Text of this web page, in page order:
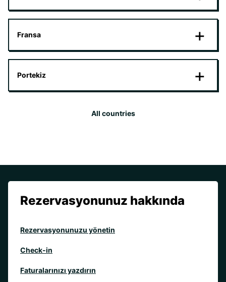
Fransa
Portekiz
All countries
Rezervasyonunuz hakkında
Rezervasyonunuzu yönetin
Check-in
Faturalarınızı yazdırın